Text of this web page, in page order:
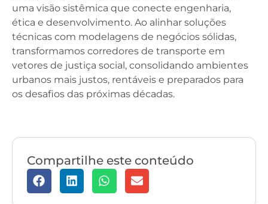
uma visão sistêmica que conecte engenharia,
ética e desenvolvimento. Ao alinhar soluções
técnicas com modelagens de negócios sólidas,
transformamos corredores de transporte em
vetores de justiça social, consolidando ambientes
urbanos mais justos, rentáveis e preparados para
os desafios das próximas décadas.
Compartilhe este conteúdo